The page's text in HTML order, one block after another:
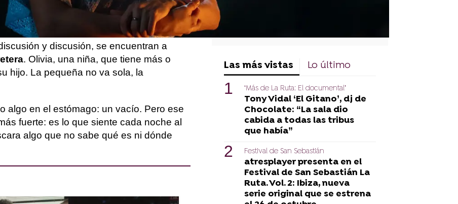
losplanes de futuro de su marido y no
y discusión, se encuentran a
. Olivia, una niña, que tiene más o
hijo. La pequeña no va sola, la
algo en el estómago: un vacío. Pero ese
fuerte: es lo que siente cada noche al
algo que no sabe qué es ni dónde
Las más vistas Lo último
‘Más de La Ruta: El documental’
Tony Vidal ‘El Gitano’, dj de
Chocolate: “La sala dio
cabida a todas las tribus
que había”
Festival de San Sebastián
atresplayer presenta en el
Festival de San Sebastián La
Ruta. Vol. 2: Ibiza, nueva
serie original que se estrena